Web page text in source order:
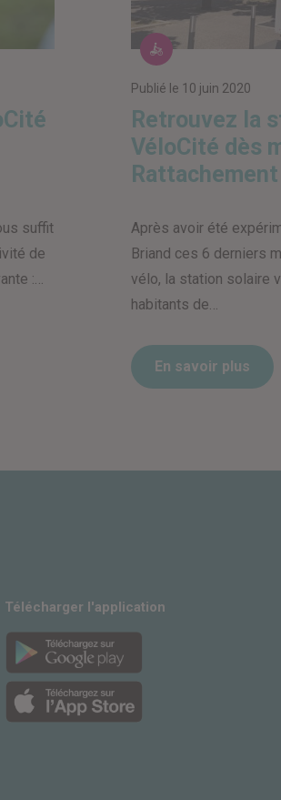
suffit
de
:…
Les vélos
Publié le 10 juin 2020
Retrouvez la
VéloCité dès
Rattachement
Après avoir été
Briand ces 6 derniers
vélo, la station solaire
habitants de…
En savoir plus
Télécharger l'application